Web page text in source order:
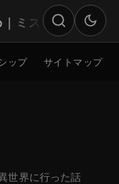
ミステリー
検索
ップ サイトマップ
世界に行った話